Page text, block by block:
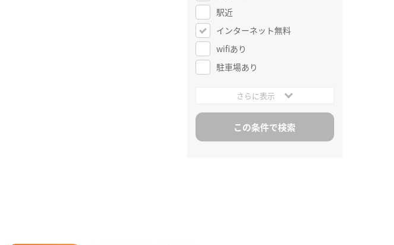
駅近
インターネット無料
wifiあり
駐車場あり
さらに表示